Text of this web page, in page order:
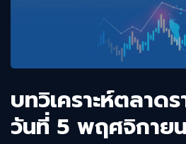
บทวิเคราะห์ตลาด
วันที่ 5 พฤศจิกาย